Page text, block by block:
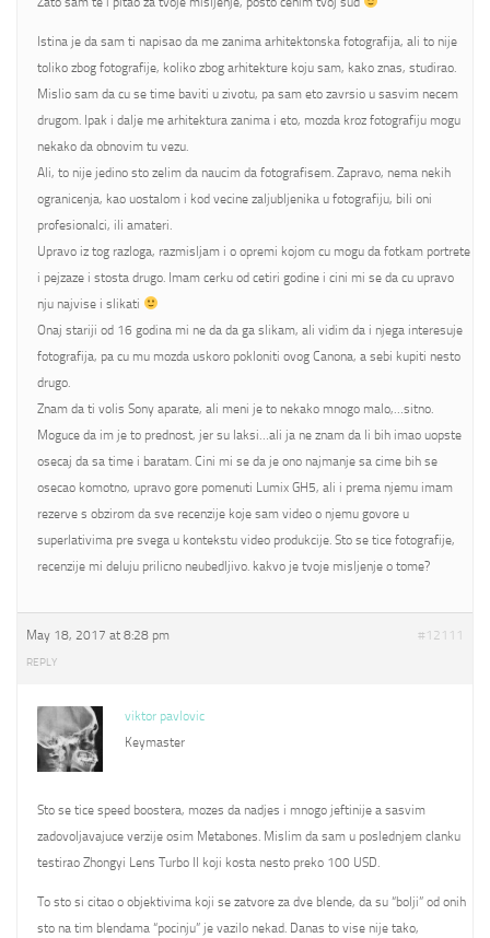
Istina je da sam ti napisao da me zanima arhitektonska fotografija, ali to nije
toliko zbog fotografije, koliko zbog arhitekture koju sam, kako znas, studirao.
Mislio sam da cu se time baviti u zivotu, pa sam eto zavrsio u sasvim necem
drugom. Ipak i dalje me arhitektura zanima i eto, mozda kroz fotografiju mogu
nekako da obnovim tu vezu.
Ali, to nije jedino sto zelim da naucim da fotografisem. Zapravo, nema nekih
ogranicenja, kao uostalom i kod vecine zaljubljenika u fotografiju, bili oni
profesionalci, ili amateri.
Upravo iz tog razloga, razmisljam i o opremi kojom cu mogu da fotkam portrete
i pejzaze i stosta drugo. Imam cerku od cetiri godine i cini mi se da cu upravo
nju najvise i slikati
Onaj stariji od 16 godina mi ne da da ga slikam, ali vidim da i njega interesuje
fotografija, pa cu mu mozda uskoro pokloniti ovog Canona, a sebi kupiti nesto
drugo.
Znam da ti volis Sony aparate, ali meni je to nekako mnogo malo,…sitno.
Moguce da im je to prednost, jer su laksi…ali ja ne znam da li bih imao uopste
osecaj da sa time i baratam. Cini mi se da je ono najmanje sa cime bih se
osecao komotno, upravo gore pomenuti Lumix GH5, ali i prema njemu imam
rezerve s obzirom da sve recenzije koje sam video o njemu govore u
superlativima pre svega u kontekstu video produkcije. Sto se tice fotografije,
recenzije mi deluju prilicno neubedljivo. kakvo je tvoje misljenje o tome?
May 18, 2017 at 8:28 pm #12111
REPLY
viktor pavlovic
Keymaster
Sto se tice speed boostera, mozes da nadjes i mnogo jeftinije a sasvim
zadovoljavajuce verzije osim Metabones. Mislim da sam u poslednjem clanku
testirao Zhongyi Lens Turbo II koji kosta nesto preko 100 USD.
To sto si citao o objektivima koji se zatvore za dve blende, da su “bolji” od onih
sto na tim blendama “pocinju” je vazilo nekad. Danas to vise nije tako,